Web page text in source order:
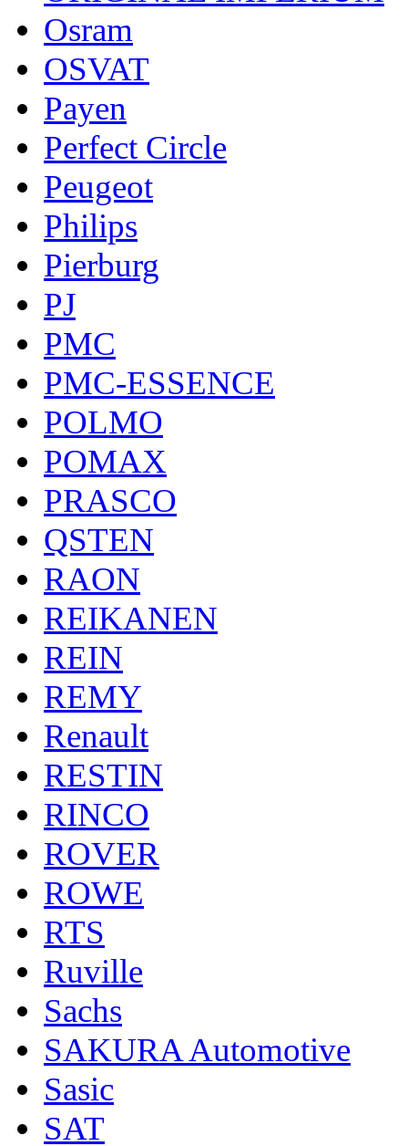
Osram
OSVAT
Payen
Perfect Circle
Peugeot
Philips
Pierburg
PJ
PMC
PMC-ESSENCE
POLMO
POMAX
PRASCO
QSTEN
RAON
REIKANEN
REIN
REMY
Renault
RESTIN
RINCO
ROVER
ROWE
RTS
Ruville
Sachs
SAKURA Automotive
Sasic
SAT